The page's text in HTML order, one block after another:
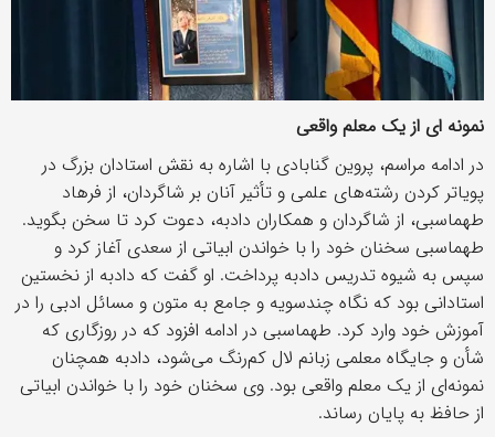
نمونه ای از یک معلم واقعی
در ادامه مراسم، پروین گنابادی با اشاره به نقش استادان بزرگ در
پویاتر کردن رشته‌های علمی و تأثیر آنان بر شاگردان، از فرهاد
طهماسبی، از شاگردان و همکاران دادبه، دعوت کرد تا سخن بگوید.
طهماسبی سخنان خود را با خواندن ابیاتی از سعدی آغاز کرد و
سپس به شیوه تدریس دادبه پرداخت. او گفت که دادبه از نخستین
استادانی بود که نگاه چندسویه و جامع به متون و مسائل ادبی را در
آموزش خود وارد کرد. طهماسبی در ادامه افزود که در روزگاری که
شأن و جایگاه معلمی زبانم لال کم‌رنگ می‌شود، دادبه همچنان
نمونه‌ای از یک معلم واقعی بود. وی سخنان خود را با خواندن ابیاتی
از حافظ به پایان رساند.